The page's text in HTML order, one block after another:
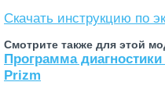
Скачать инструкцию по
Смотрите также для этой
Программа
Prizm